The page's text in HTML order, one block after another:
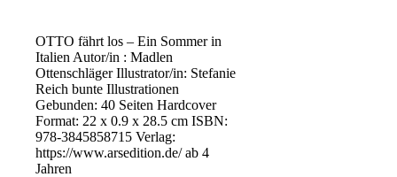
OTTO fährt los – Ein Sommer in
Italien Autor/in : Madlen
Ottenschläger Illustrator/in: Stefanie
Reich bunte Illustrationen
Gebunden: 40 Seiten Hardcover
Format: 22 x 0.9 x 28.5 cm ISBN: ‎
978-3845858715 Verlag:
https://www.arsedition.de/ ab 4
Jahren